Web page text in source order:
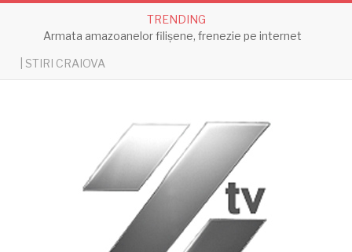
TRENDING
Armata amazoanelor filișene, frenezie pe internet
| STIRI CRAIOVA